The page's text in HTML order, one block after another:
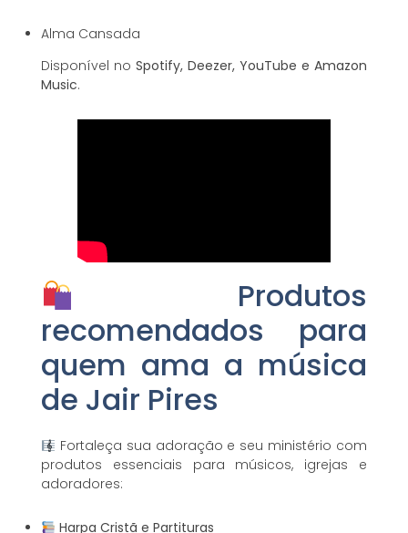
Alma Cansada
Disponível no Spotify, Deezer, YouTube e Amazon
Music.
Produtos
recomendados para
quem ama a música
de Jair Pires
Fortaleça sua adoração e seu ministério com
produtos essenciais para músicos, igrejas e
adoradores:
Harpa Cristã e Partituras